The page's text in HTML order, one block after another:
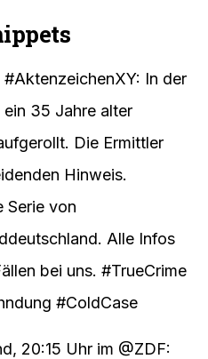
#AktenzeichenXY: In der
35 Jahre alter
Die Ermittler
Hinweis.
Serie von
Alle Infos
bei uns. #TrueCrime
#ColdCase
20:15 Uhr im @ZDF: